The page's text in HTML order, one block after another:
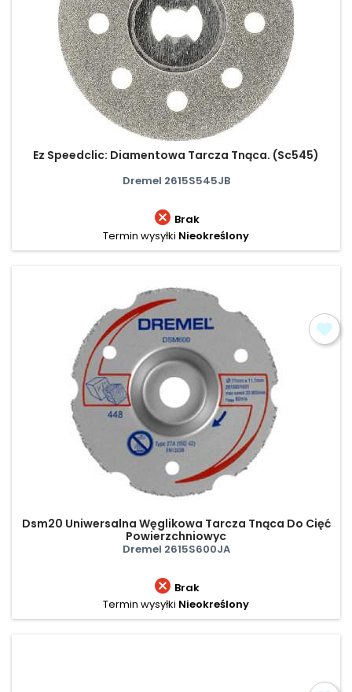
Ez Speedclic: Diamentowa Tarcza Tnąca. (Sc545)
Dremel 2615S545JB
 Brak
Termin wysyłki Nieokreślony
Dsm20 Uniwersalna Węglikowa Tarcza Tnąca Do Cięć
Powierzchniowyc
Dremel 2615S600JA
 Brak
Termin wysyłki Nieokreślony